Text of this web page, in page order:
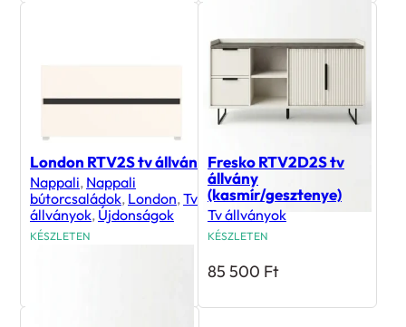
London RTV2S tv állvány
Nappali, Nappali
bútorcsaládok, London,Tv
állványok, Újdonságok
KÉSZLETEN
Fresko RTV2D2S tv
állvány
(kasmír/gesztenye)
Tv állványok
KÉSZLETEN
85 500 Ft